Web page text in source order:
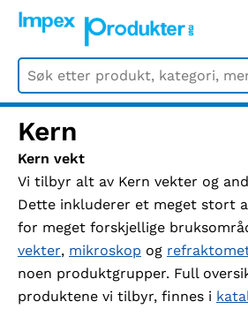
Kern
Kern vekt
Vi tilbyr alt av Kern vekter og
Dette inkluderer et meget stort
for meget forskjellige
vekter, mikroskop og
noen produktgrupper. Full
produktene vi tilbyr, finnes i